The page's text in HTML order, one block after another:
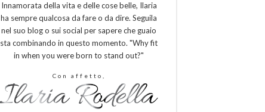
Innamorata della vita e delle cose belle, Ilaria
ha sempre qualcosa da fare o da dire. Seguila
nel suo blog o sui social per sapere che guaio
sta combinando in questo momento. "Why fit
in when you were born to stand out?"
Con affetto,